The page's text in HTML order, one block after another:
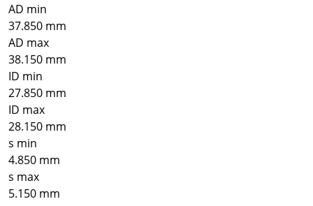
AD min
37.850 mm
AD max
38.150 mm
ID min
27.850 mm
ID max
28.150 mm
s min
4.850 mm
s max
5.150 mm